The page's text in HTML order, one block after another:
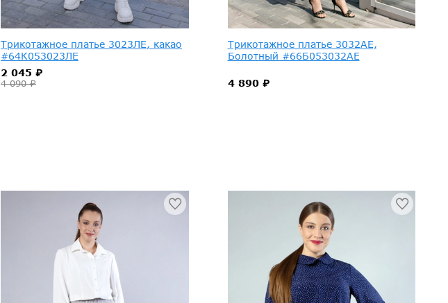
Трикотажное платье 3023ЛЕ, какао
#64К053023ЛЕ
2 045 ₽
4 090 ₽
Трикотажное платье 3032АЕ,
Болотный #66Б053032АЕ
4 890 ₽